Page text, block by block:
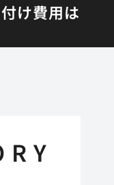
け費用は